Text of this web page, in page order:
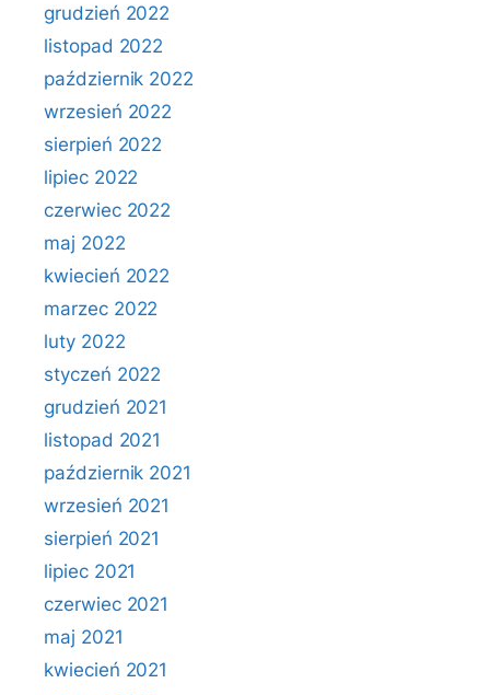
grudzień 2022
listopad 2022
październik 2022
wrzesień 2022
sierpień 2022
lipiec 2022
czerwiec 2022
maj 2022
kwiecień 2022
marzec 2022
luty 2022
styczeń 2022
grudzień 2021
listopad 2021
październik 2021
wrzesień 2021
sierpień 2021
lipiec 2021
czerwiec 2021
maj 2021
kwiecień 2021